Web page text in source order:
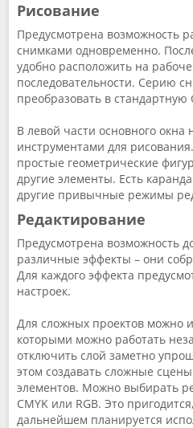
Рисование
Предусмотрена возможность
снимками одновременно.
удобно расположить на
последовательности. Серию
преобразовать в
В левой части основного окна
инструментами для
простые геометрические
другие элементы. Есть
другие привычные режимы
Редактирование
Предусмотрена возможность
различные эффекты – они
Для каждого эффекта
настроек.
Для сложных проектов можно
которыми можно работать
отключить слой заметно
этом создавать сложные
элементов. Можно выбирать
CMYK или RGB. Это
дальнейшем планируется